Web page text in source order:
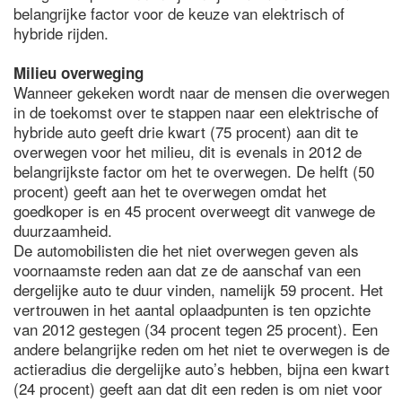
belangrijke factor voor de keuze van elektrisch of
hybride rijden.
Milieu overweging
Wanneer gekeken wordt naar de mensen die overwegen
in de toekomst over te stappen naar een elektrische of
hybride auto geeft drie kwart (75 procent) aan dit te
overwegen voor het milieu, dit is evenals in 2012 de
belangrijkste factor om het te overwegen. De helft (50
procent) geeft aan het te overwegen omdat het
goedkoper is en 45 procent overweegt dit vanwege de
duurzaamheid.
De automobilisten die het niet overwegen geven als
voornaamste reden aan dat ze de aanschaf van een
dergelijke auto te duur vinden, namelijk 59 procent. Het
vertrouwen in het aantal oplaadpunten is ten opzichte
van 2012 gestegen (34 procent tegen 25 procent). Een
andere belangrijke reden om het niet te overwegen is de
actieradius die dergelijke auto’s hebben, bijna een kwart
(24 procent) geeft aan dat dit een reden is om niet voor